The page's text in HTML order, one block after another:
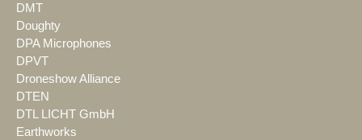
DMT
Doughty
DPA Microphones
DPVT
Droneshow Alliance
DTEN
DTL LICHT GmbH
Earthworks